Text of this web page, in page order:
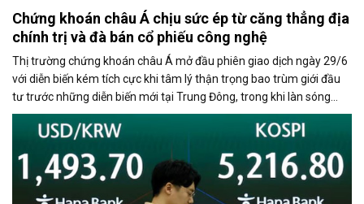
Chứng khoán châu Á chịu sức ép từ căng thẳng địa
chính trị và đà bán cổ phiếu công nghệ
Thị trường chứng khoán châu Á mở đầu phiên giao dịch ngày 29/6
với diễn biến kém tích cực khi tâm lý thận trọng bao trùm giới đầu
tư trước những diễn biến mới tại Trung Đông, trong khi làn sóng
chốt lời ở nhóm cổ phiếu công nghệ tiếp tục gây áp lực lên các chỉ
số lớn.